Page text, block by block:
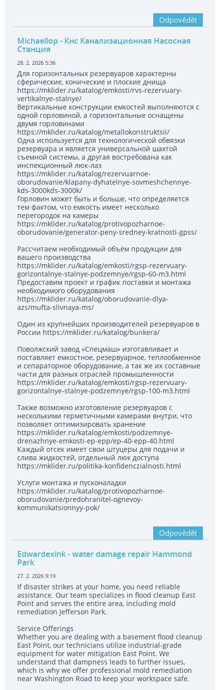
Odpovědět
Michaellop - Кнс Канализационная Насосная
Станция
28. 2. 2026 5:36
Для горизонтальных резервуаров характерны
сферические, конические и плоские днища
https://mklider.ru/katalog/emkosti/rvs-rezervuary-
vertikalnye-stalnye/
Вертикальные конструкции емкостей выполняются с
одной горловиной, а горизонтальные оснащены
двумя горловинами
https://mklider.ru/katalog/metallokonstruktsii/
Одна используется для технологической обвязки
резервуара и является универсальной шахтой
съемной системы, а другая востребована как
инспекционный люк-лаз
https://mklider.ru/katalog/rezervuarnoe-
oborudovanie/klapany-dyhatelnye-sovmeshchennye-
kds-3000kds-3000k/
Горловин может быть и больше, что определяется
тем фактом, что емкость имеет несколько
перегородок на камеры
https://mklider.ru/katalog/protivopozharnoe-
oborudovanie/generator-peny-sredney-kratnosti-gpss/
Рассчитаем необходимый объём продукции для
вашего производства
https://mklider.ru/katalog/emkosti/rgsp-rezervuary-
gorizontalnye-stalnye-podzemnye/rgsp-60-m3.html
Предоставим проект и график поставки и монтажа
необходимого оборудования
https://mklider.ru/katalog/oborudovanie-dlya-
azs/mufta-slivnaya-ms/
Один из крупнейших производителей резервуаров в
России https://mklider.ru/katalog/bunkera/
Поволжский завод «Спецмаш» изготавливает и
поставляет емкостное, резервуарное, теплообменное
и сепараторное оборудование, а так же их составные
части для разных отраслей промышленности
https://mklider.ru/katalog/emkosti/rgsp-rezervuary-
gorizontalnye-stalnye-podzemnye/rgsp-100-m3.html
Также возможно изготовление резервуаров с
несколькими герметичными камерами внутри, что
позволяет оптимизировать хранение
https://mklider.ru/katalog/emkosti/podzemnye-
drenazhnye-emkosti-ep-epp/ep-40-epp-40.html
Каждый отсек имеет свои штуцеры для подачи и
слива жидкостей, отдельный люк доступа
https://mklider.ru/politika-konfidenczialnosti.html
Услуги монтажа и пусконаладки
https://mklider.ru/katalog/protivopozharnoe-
oborudovanie/predohranitel-ognevoy-
kommunikatsionnyy-pok/
Odpovědět
Edwardexink- water damage repair Hammond
Park
27. 2. 2026 9:19
If disaster strikes at your home, you need reliable
assistance. Our team specializes in flood cleanup East
Point and serves the entire area, including mold
remediation Jefferson Park.
Service Offerings
Whether you are dealing with a basement flood cleanup
East Point, our technicians utilize industrial-grade
equipment for water mitigation East Point. We
understand that dampness leads to further issues,
which is why we offer professional mold remediation
near Washington Road to keep your workspace safe.